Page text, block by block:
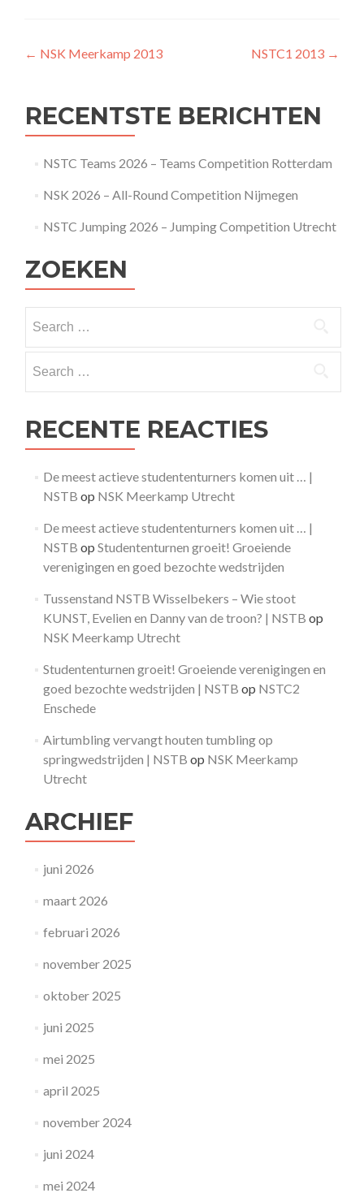
Post
← NSK Meerkamp 2013 NSTC1 2013 →
RECENTSTE BERICHTEN
NSTC Teams 2026 – Teams Competition Rotterdam
NSK 2026 – All-Round Competition Nijmegen
NSTC Jumping 2026 – Jumping Competition Utrecht
ZOEKEN
for:
for:
RECENTE REACTIES
De meest actieve studententurners komen uit … |
NSTB op NSK Meerkamp Utrecht
De meest actieve studententurners komen uit … |
NSTB op Studententurnen groeit! Groeiende
verenigingen en goed bezochte wedstrijden
Tussenstand NSTB Wisselbekers – Wie stoot
KUNST, Evelien en Danny van de troon? | NSTB op
NSK Meerkamp Utrecht
Studententurnen groeit! Groeiende verenigingen en
goed bezochte wedstrijden | NSTB op NSTC2
Enschede
Airtumbling vervangt houten tumbling op
springwedstrijden | NSTB op NSK Meerkamp
Utrecht
ARCHIEF
juni 2026
maart 2026
februari 2026
november 2025
oktober 2025
juni 2025
mei 2025
april 2025
november 2024
juni 2024
mei 2024